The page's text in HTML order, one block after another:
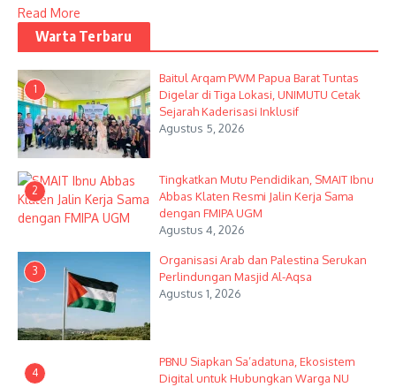
Read More
Warta Terbaru
1
Baitul Arqam PWM Papua Barat Tuntas
Digelar di Tiga Lokasi, UNIMUTU Cetak
Sejarah Kaderisasi Inklusif
Agustus 5, 2026
2
Tingkatkan Mutu Pendidikan, SMAIT Ibnu
Abbas Klaten Resmi Jalin Kerja Sama
dengan FMIPA UGM
Agustus 4, 2026
3
Organisasi Arab dan Palestina Serukan
Perlindungan Masjid Al-Aqsa
Agustus 1, 2026
4
PBNU Siapkan Sa’adatuna, Ekosistem
Digital untuk Hubungkan Warga NU